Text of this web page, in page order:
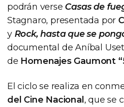
podrán verse Casas de
Stagnaro, presentada por
y Rock, hasta que se
documental de Aníbal
de Homenajes Gaumont
El ciclo se realiza en
del Cine Nacional, que se